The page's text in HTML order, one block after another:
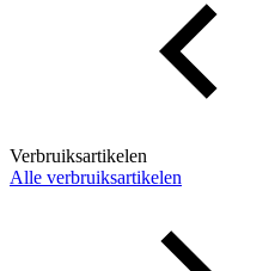
Verbruiksartikelen
Alle verbruiksartikelen